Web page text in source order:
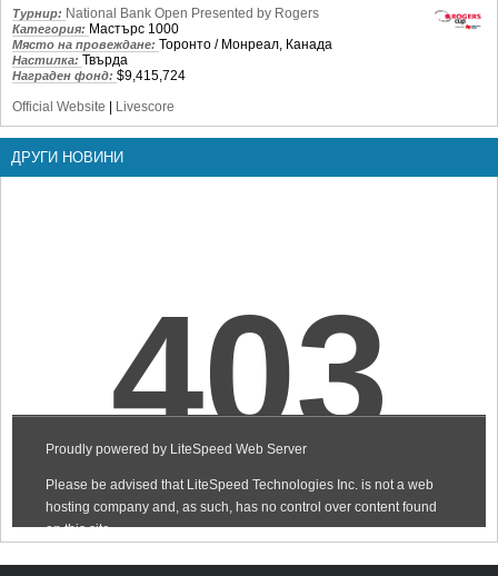
Турнир: National Bank Open Presented by Rogers
Категория: Мастърс 1000
Място на провеждане: Торонто / Монреал, Канада
Настилка: Твърда
Награден фонд: $9,415,724
Official Website
Livescore
ДРУГИ НОВИНИ